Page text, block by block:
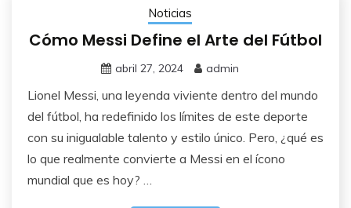
Noticias
Cómo Messi Define el Arte del Fútbol
abril 27, 2024 admin
Lionel Messi, una leyenda viviente dentro del mundo
del fútbol, ha redefinido los límites de este deporte
con su inigualable talento y estilo único. Pero, ¿qué es
lo que realmente convierte a Messi en el ícono
mundial que es hoy? …